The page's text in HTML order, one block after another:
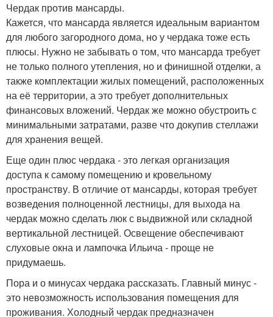
Чердак против мансарды.
Кажется, что мансарда является идеальным вариантом
для любого загородного дома, но у чердака тоже есть
плюсы. Нужно не забывать о том, что мансарда требует
не только полного утепления, но и финишной отделки, а
также комплектации жилых помещений, расположенных
на её территории, а это требует дополнительных
финансовых вложений. Чердак же можно обустроить с
минимальными затратами, разве что докупив стеллажи
для хранения вещей.
Еще один плюс чердака - это легкая организация
доступа к самому помещению и кровельному
пространству. В отличие от мансарды, которая требует
возведения полноценной лестницы, для выхода на
чердак можно сделать люк с выдвижной или складной
вертикальной лестницей. Освещение обеспечивают
слуховые окна и лампочка Ильича - проще не
придумаешь.
Пора и о минусах чердака рассказать. Главный минус -
это невозможность использования помещения для
проживания. Холодный чердак предназначен